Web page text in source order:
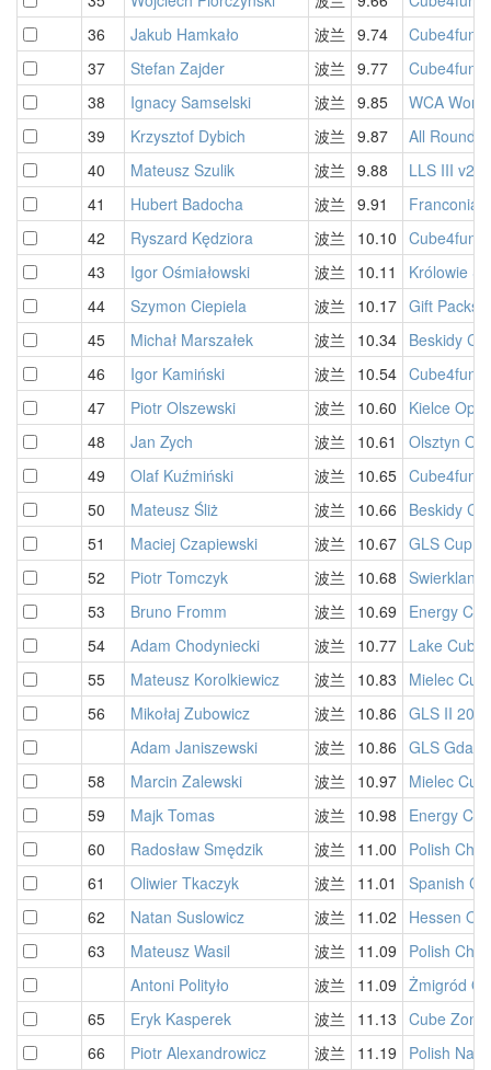
36
Jakub Hamkało 波兰 9.74
Cube4fun
37
Stefan Zajder 波兰 9.77
Cube4fun
38
Ignacy Samselski 波兰 9.85
WCA
39
Krzysztof Dybich 波兰 9.87
All
40
Mateusz Szulik 波兰 9.88
LLS III v2
41
Hubert Badocha 波兰 9.91
Franconia
42
Ryszard Kędziora 波兰 10.10 Cube4fun
43
Igor Ośmiałowski 波兰 10.11
Królowie
44
Szymon Ciepiela 波兰 10.17 Gift Packs
45
Michał Marszałek 波兰 10.34 Beskidy
46
Igor Kamiński 波兰 10.54 Cube4fun
47
Piotr Olszewski 波兰 10.60
Kielce
48
Jan Zych 波兰 10.61
Olsztyn
49
Olaf Kuźmiński 波兰 10.65 Cube4fun
50
Mateusz Śliż 波兰 10.66
Beskidy
51
Maciej Czapiewski 波兰 10.67 GLS Cup
52
Piotr Tomczyk 波兰 10.68 Swierklany
53
Bruno Fromm 波兰 10.69
Energy
54
Adam Chodyniecki 波兰 10.77 Lake
55
Mateusz Korolkiewicz 波兰 10.83
Mielec
56
Mikołaj Zubowicz 波兰 10.86 GLS II 2023
Adam Janiszewski
波兰 10.86 GLS
58
Marcin Zalewski 波兰 10.97 Mielec
59
Majk Tomas 波兰 10.98
Energy
60
Radosław Smędzik 波兰 11.00
Polish
61
Oliwier Tkaczyk 波兰 11.01
Spanish
62
Natan Suslowicz 波兰 11.02
Hessen
63
Mateusz Wasil 波兰 11.09
Polish
Antoni Polityło
波兰 11.09 Żmigród
65
Eryk Kasperek 波兰 11.13 Cube
66
Piotr Alexandrowicz 波兰 11.19
Polish